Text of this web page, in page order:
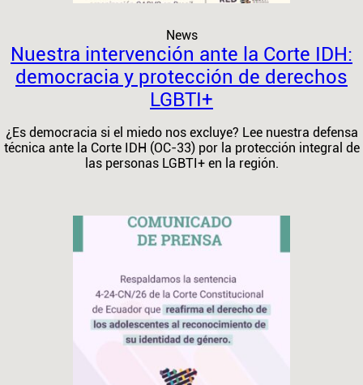
News
Nuestra intervención ante la Corte IDH:
democracia y protección de derechos
LGBTI+
¿Es democracia si el miedo nos excluye? Lee nuestra defensa
técnica ante la Corte IDH (OC-33) por la protección integral de
las personas LGBTI+ en la región.